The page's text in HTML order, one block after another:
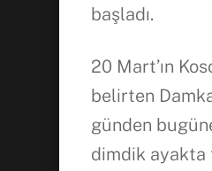
başladı.
20 Mart’ın
belirten
günden
dimdik ayakta